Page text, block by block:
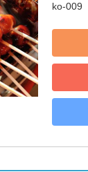
ko-009